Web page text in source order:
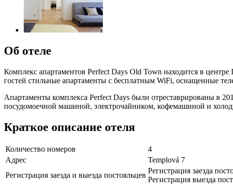
Об отеле
Комплекс апартаментов Perfect Days Old Town находится в
гостей стильные апартаменты с бесплатным WiFi, оснащенные
Апартаменты комплекса Perfect Days были отреставрированы в
посудомоечной машиной, электрочайником, кофемашиной и
Краткое описание отеля
Количество номеров
4
Адрес
Templová 7
Регистрация заезда и выезда постояльцев
Регистрация заезда
Регистрация выезда